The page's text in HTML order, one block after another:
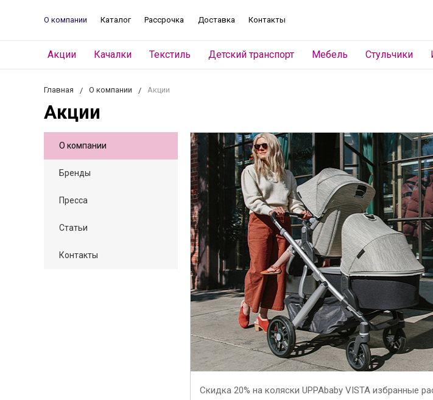
О компании Каталог Рассрочка Доставка Контакты
Акции Качалки Текстиль Детский транспорт Мебель Стульчики
Главная О компании Акции
Акции
О компании
Бренды
Пресса
Статьи
Контакты
Скидка 20% на коляски UPPAbaby VISTA избранные